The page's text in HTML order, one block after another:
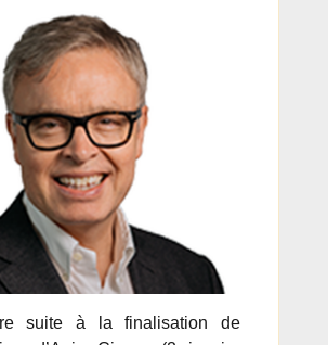
suite à la finalisation de